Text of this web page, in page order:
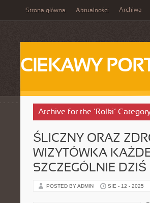
Strona główna Aktualności Archiwa
CIEKAWY
Archive for the ‘Rolki’
ŚLICZNY ORAZ
WIZYTÓWKA
SZCZEGÓLNIE DZIŚ
POSTED BY ADMIN SIE - 12 - 2025